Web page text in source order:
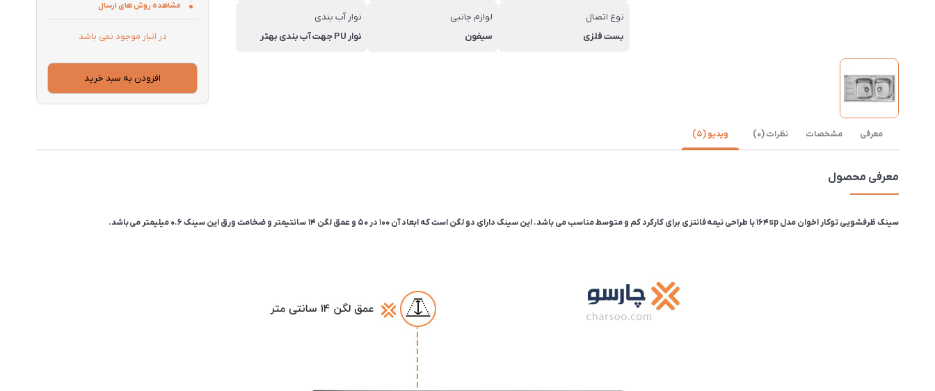
نوع اتصال
بست فلزی
لوازم جانبی
سیفون
نوار آب بندی
نوار PU جهت آب بندی بهتر
مشاهده روش های ارسال
در انبار موجود نمی باشد
افزودن به سبد خرید
معرفی مشخصات نظرات (0) ویدیو (5)
معرفی محصول
سینک ظرفشویی توکار اخوان مدل 164sp با طراحی نیمه فانتزی برای کارکرد کم و متوسط مناسب می باشد. این سینک دارای دو لگن است که ابعاد آن 100 در 50 و عمق لگن 14 سانتیمتر و ضخامت ورق این سینک 0.6 میلیمتر می باشد.